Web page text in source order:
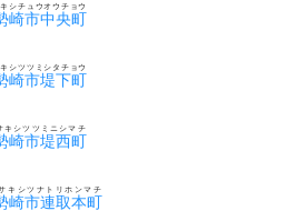
崎市中央町
シチュウオウチョウ
崎市堤下町
シツツミシタチョウ
崎市堤西町
キシツツミニシマチ
崎市連取本町
キシツナトリホンマチ